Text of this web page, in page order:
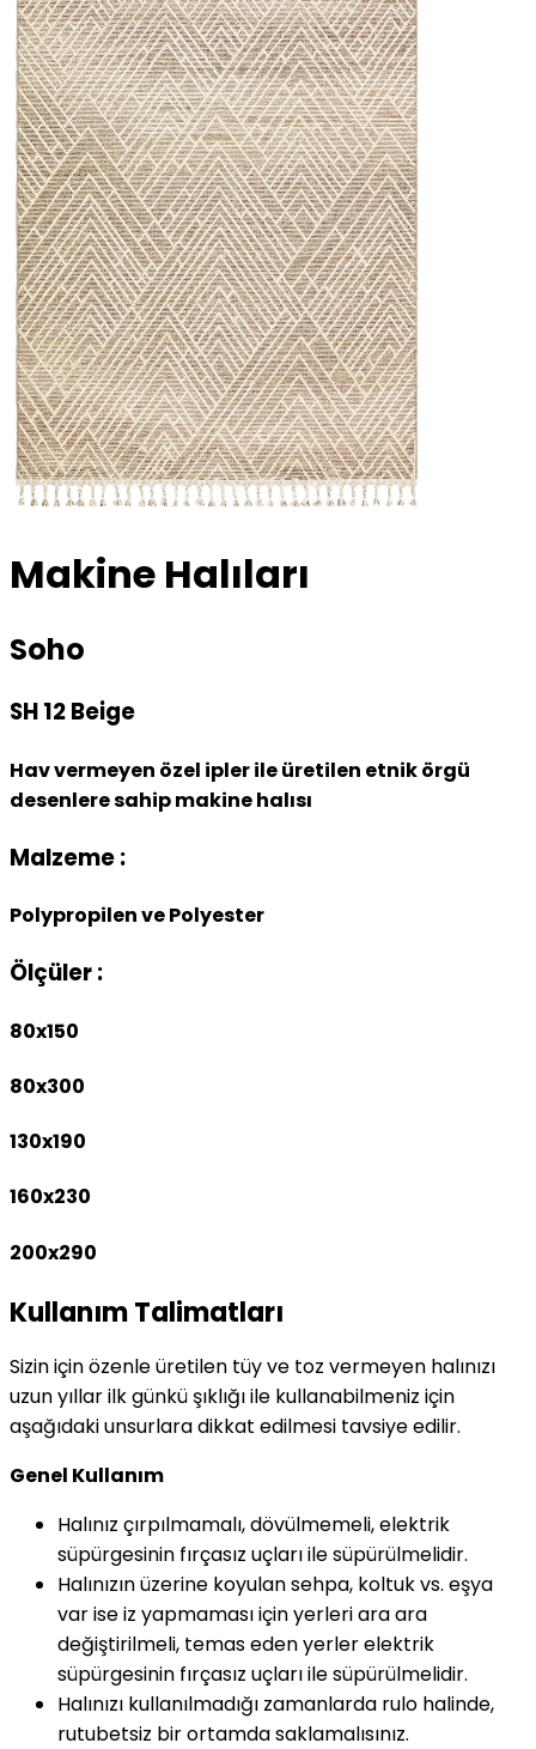
Makine Halıları
Soho
SH 12 Beige
Hav vermeyen özel ipler ile üretilen etnik örgü
desenlere sahip makine halısı
Malzeme :
Polypropilen ve Polyester
Ölçüler :
80x150
80x300
130x190
160x230
200x290
Kullanım Talimatları
Sizin için özenle üretilen tüy ve toz vermeyen halınızı
uzun yıllar ilk günkü şıklığı ile kullanabilmeniz için
aşağıdaki unsurlara dikkat edilmesi tavsiye edilir.
Genel Kullanım
Halınız çırpılmamalı, dövülmemeli, elektrik
süpürgesinin fırçasız uçları ile süpürülmelidir.
Halınızın üzerine koyulan sehpa, koltuk vs. eşya
var ise iz yapmaması için yerleri ara ara
değiştirilmeli, temas eden yerler elektrik
süpürgesinin fırçasız uçları ile süpürülmelidir.
Halınızı kullanılmadığı zamanlarda rulo halinde,
rutubetsiz bir ortamda saklamalısınız.